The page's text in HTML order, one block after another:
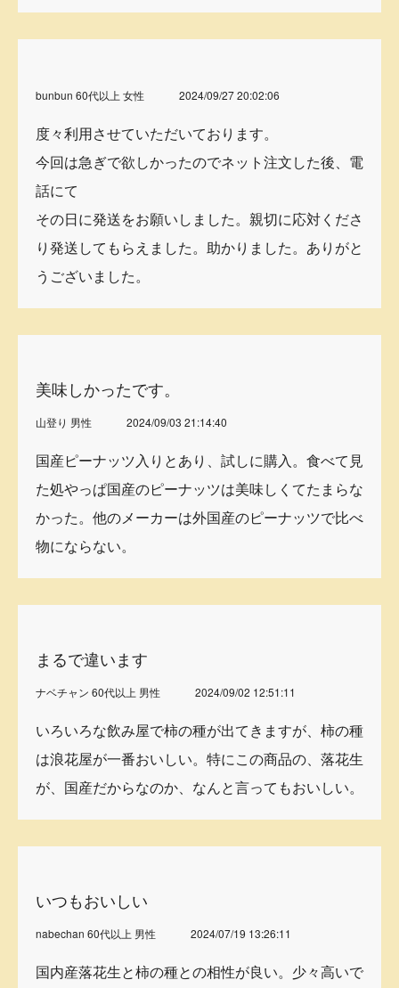
bunbun 60代以上 女性 2024/09/27 20:02:06
度々利用させていただいております。
今回は急ぎで欲しかったのでネット注文した後、電
話にて
その日に発送をお願いしました。親切に応対くださ
り発送してもらえました。助かりました。ありがと
うございました。
美味しかったです。
山登り 男性 2024/09/03 21:14:40
国産ピーナッツ入りとあり、試しに購入。食べて見
た処やっぱ国産のピーナッツは美味しくてたまらな
かった。他のメーカーは外国産のピーナッツで比べ
物にならない。
まるで違います
ナベチャン 60代以上 男性 2024/09/02 12:51:11
いろいろな飲み屋で柿の種が出てきますが、柿の種
は浪花屋が一番おいしい。特にこの商品の、落花生
が、国産だからなのか、なんと言ってもおいしい。
いつもおいしい
nabechan 60代以上 男性 2024/07/19 13:26:11
国内産落花生と柿の種との相性が良い。少々高いで